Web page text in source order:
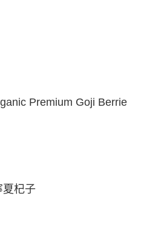
Premium Goji Berrie
夏杞子